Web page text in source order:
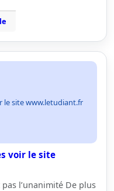
le site www.letudiant.fr
voir le site
l’unanimité De plus